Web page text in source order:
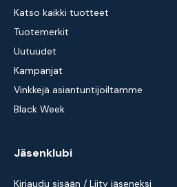
Katso kaikki tuotteet
Tuotemerkit
Uutuudet
Kampanjat
Vinkkejä asiantuntijoiltamme
Black Week
Jäsenklubi
Kirjaudu sisään / Liity jäseneksi